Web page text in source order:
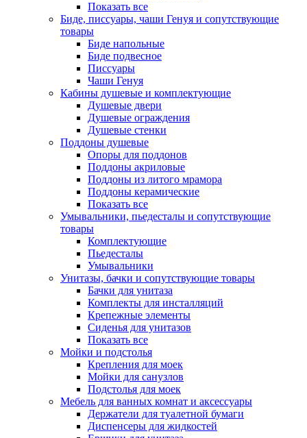
Показать все
Биде, писсуары, чаши Генуя и сопутствующие
товары
Биде напольные
Биде подвесное
Писсуары
Чаши Генуя
Кабины душевые и комплектующие
Душевые двери
Душевые ограждения
Душевые стенки
Поддоны душевые
Опоры для поддонов
Поддоны акриловые
Поддоны из литого мрамора
Поддоны керамические
Показать все
Умывальники, пьедесталы и сопутствующие
товары
Комплектующие
Пьедесталы
Умывальники
Унитазы, бачки и сопутствующие товары
Бачки для унитаза
Комплекты для инсталляций
Крепежные элементы
Сиденья для унитазов
Показать все
Мойки и подстолья
Крепления для моек
Мойки для санузлов
Подстолья для моек
Мебель для ванных комнат и аксессуары
Держатели для туалетной бумаги
Диспенсеры для жидкостей